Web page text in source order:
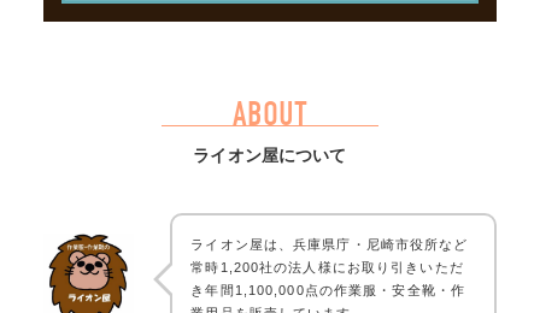
ABOUT
ライオン屋について
ライオン屋は、兵庫県庁・尼崎市役所など
常時1,200社の法人様にお取り引きいただ
き年間1,100,000点の作業服・安全靴・作